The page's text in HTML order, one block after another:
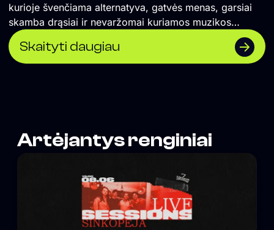
kurioje švenčiama alternatyva, gatvės menas, garsiai
skamba drąsiai ir nevaržomai kuriamos muzikos
koncertai ir vakarėliai. Čia renkasi vilniečiai ir miesto
svečiai, savo vietą atranda įvairios miesto
bendruomenės. UTOPIJA palaiko maištingą miesto
Skaityti daugiau
Artėjantys renginiai